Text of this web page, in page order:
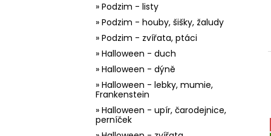
» Podzim - listy
» Podzim - houby, šišky, žaludy
» Podzim - zvířata, ptáci
» Halloween - duch
» Halloween - dýně
» Halloween - lebky, mumie,
Frankenstein
» Halloween - upír, čarodejnice,
perníček